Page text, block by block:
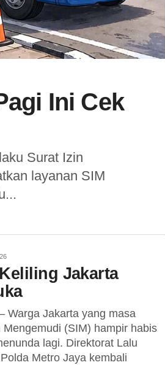
Ini Cek
Surat Izin
layanan SIM
Jakarta
Warga Jakarta yang masa
Mengemudi (SIM) hampir habis
lagi. Direktorat Lalu
Metro Jaya kembali